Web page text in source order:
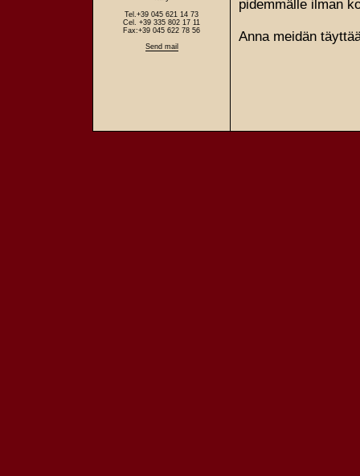
Tel.+39 045 621 14 73
Cel. +39 335 802 17 11
Fax:+39 045 622 78 56
Send mail
pidemmälle ilman
Anna meidän